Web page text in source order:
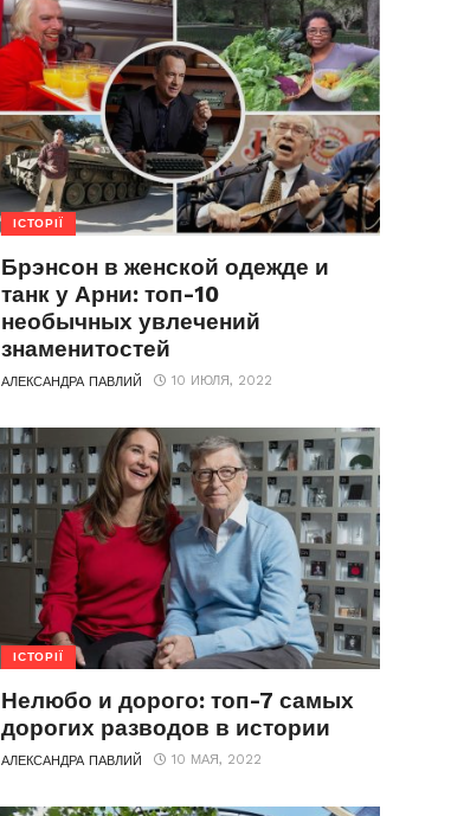
ІСТОРІЇ
Брэнсон в женской одежде и
танк у Арни: топ-10
необычных увлечений
знаменитостей
АЛЕКСАНДРА ПАВЛИЙ 10 ИЮЛЯ, 2022
ІСТОРІЇ
Нелюбо и дорого: топ-7 самых
дорогих разводов в истории
АЛЕКСАНДРА ПАВЛИЙ 10 МАЯ, 2022